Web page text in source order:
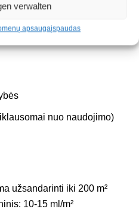
verwalten
apsaugaįspaudas
dėl ilgų valymo
nuo naudojimo)
užsandarinti iki 200 m²
10-15 ml/m²